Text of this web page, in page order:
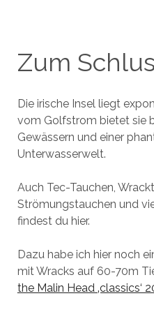
Zum
Die irische Insel liegt
vom Golfstrom bietet sie
Gewässern und einer
Unterwasserwelt.
Auch Tec-Tauchen,
Strömungstauchen und
findest du hier.
Dazu habe ich hier noch
mit Wracks auf 60-70m
the Malin Head ‚classics‘